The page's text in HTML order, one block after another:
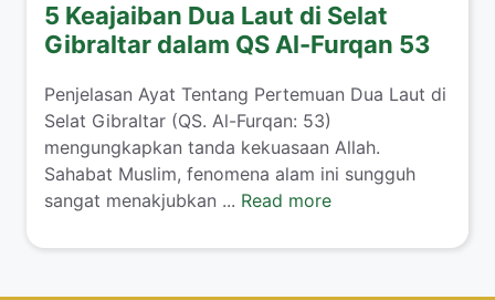
5 Keajaiban Dua Laut di Selat
Gibraltar dalam QS Al-Furqan 53
Penjelasan Ayat Tentang Pertemuan Dua Laut di
Selat Gibraltar (QS. Al-Furqan: 53)
mengungkapkan tanda kekuasaan Allah.
Sahabat Muslim, fenomena alam ini sungguh
sangat menakjubkan ... Read more